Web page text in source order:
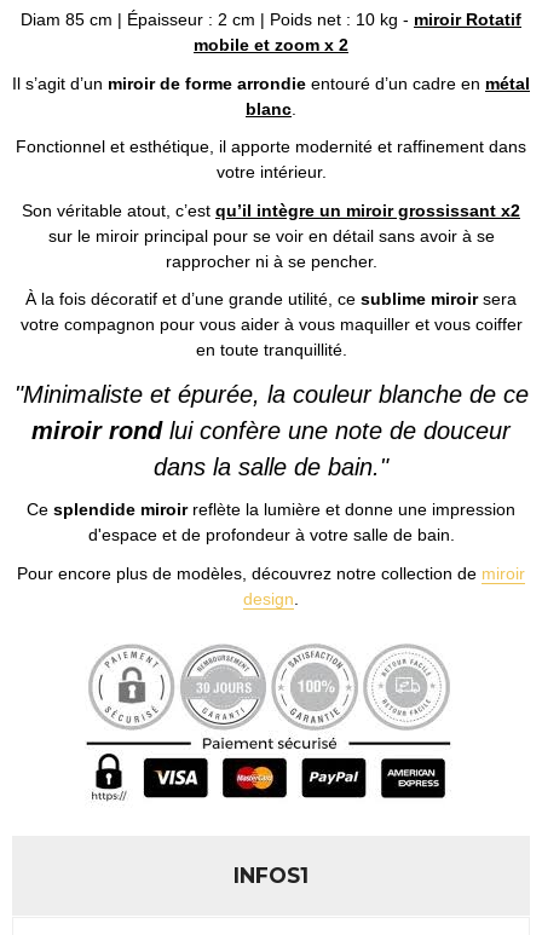
Diam 85 cm | Épaisseur : 2 cm | Poids net : 10 kg - miroir Rotatif
mobile et zoom x 2
Il s’agit d’un miroir de forme arrondie entouré d’un cadre en métal
blanc
Fonctionnel et esthétique, il apporte modernité et raffinement dans
votre intérieur.
Son véritable atout, c’est qu’il intègre un miroir grossissant x2
sur le miroir principal pour se voir en détail sans avoir à se
rapprocher ni à se pencher.
À la fois décoratif et d’une grande utilité, ce sublime miroirsera
votre compagnon pour vous aider à vous maquiller et vous coiffer
en toute tranquillité.
"Minimaliste et épurée, la couleur blanche de ce
miroir rondlui confère une note de douceur
dans la salle de bain."
Ce splendide miroirreflète la lumière et donne une impression
d'espace et de profondeur à votre salle de bain.
Pour encore plus de modèles, découvrez notre collection de miroir
design
INFOS1